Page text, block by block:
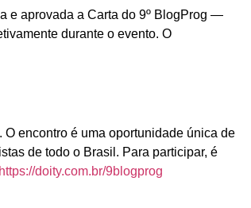
e aprovada a Carta do 9º BlogProg —
durante o evento. O
encontro é uma oportunidade única de
de todo o Brasil. Para participar, é
https://doity.com.br/9blogprog